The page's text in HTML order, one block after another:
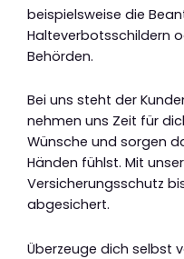
beispielsweise die
Halteverbotsschildern
Behörden.
Bei uns steht der
nehmen uns Zeit für
Wünsche und sorgen
Händen fühlst. Mit
Versicherungsschutz
abgesichert.
Überzeuge dich selbst